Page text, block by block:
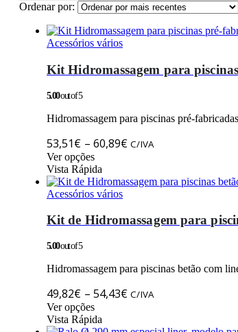
Ordenar por:
Acessórios vários
Kit Hidromassagem para
5.00out of 5
Hidromassagem para piscinas pré-
53,51€ – 60,89€Price
through
C/IVA
Ver opçõesThis
product
has
multiple
The
chosen
the
product
page
Vista Rápida
Acessórios vários
Kit de Hidromassagem para
5.00out of 5
Hidromassagem para piscinas betão com
49,82€ – 54,43€Price
C/IVA
Ver opçõesThis
product
Vista Rápida